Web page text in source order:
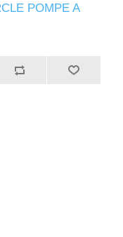
POMPE A